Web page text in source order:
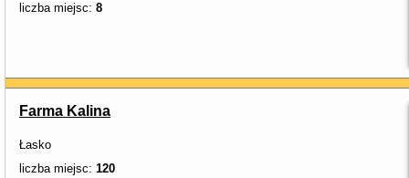
liczba miejsc: 8
Farma Kalina
Łasko
liczba miejsc: 120